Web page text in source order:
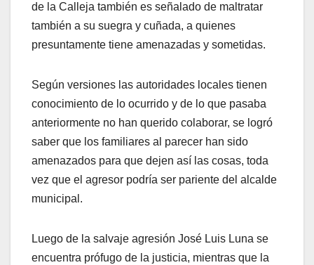
de la Calleja también es señalado de maltratar
también a su suegra y cuñada, a quienes
presuntamente tiene amenazadas y sometidas.
Según versiones las autoridades locales tienen
conocimiento de lo ocurrido y de lo que pasaba
anteriormente no han querido colaborar, se logró
saber que los familiares al parecer han sido
amenazados para que dejen así las cosas, toda
vez que el agresor podría ser pariente del alcalde
municipal.
Luego de la salvaje agresión José Luis Luna se
encuentra prófugo de la justicia, mientras que la